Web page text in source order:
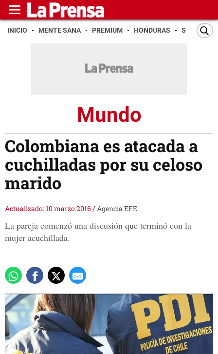
INICIO MENTE SANA PREMIUM HONDURAS SAN PEDRO
Mundo
Colombiana es atacada a
cuchilladas por su celoso
marido
Actualizado: 10 marzo 2016/Agencia EFE
La pareja comenzó una discusión que terminó con la
mujer acuchillada.